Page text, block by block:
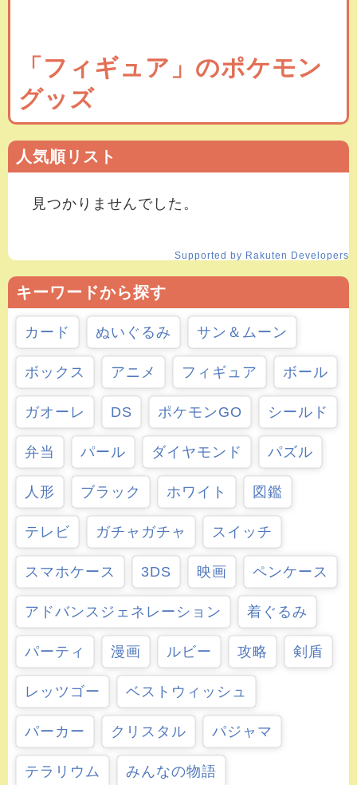
「フィギュア」のポケモン
グッズ
人気順リスト
見つかりませんでした。
Supported by Rakuten Developers
キーワードから探す
カード ぬいぐるみ サン＆ムーン
ボックス アニメ フィギュア ボール
ガオーレ DS ポケモンGO シールド
弁当 パール ダイヤモンド パズル
人形 ブラック ホワイト 図鑑
テレビ ガチャガチャ スイッチ
スマホケース 3DS 映画 ペンケース
アドバンスジェネレーション 着ぐるみ
パーティ 漫画 ルビー 攻略 剣盾
レッツゴー ベストウィッシュ
パーカー クリスタル パジャマ
テラリウム みんなの物語